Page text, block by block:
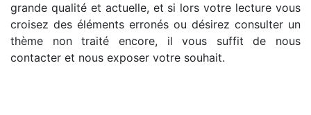
grande qualité et actuelle, et si lors votre lecture vous
croisez des éléments erronés ou désirez consulter un
thème non traité encore, il vous suffit de nous
contacter et nous exposer votre souhait.